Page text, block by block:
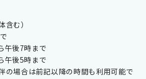
む）
午後7時まで
午後5時まで
の場合は前記以降の時間も利用可能で